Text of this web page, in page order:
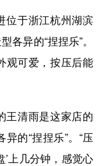
于浙江杭州湖滨
各异的“捏捏乐”。
观可爱，按压后能
清雨是这家店的
的“捏捏乐”。“压
’上几分钟，感觉心